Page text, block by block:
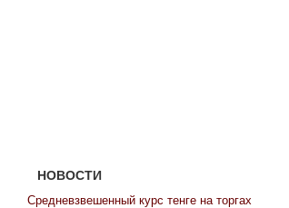
НОВОСТИ
Средневзвешенный курс тенге на торгах